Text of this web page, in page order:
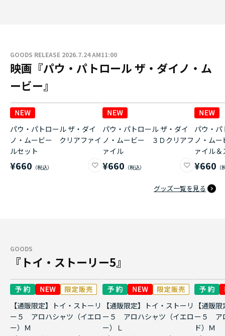
GOODS RELEASE 2026.7.24 AM11:00
映画『パウ・パトロール ザ・ダイノ・ム
ービー』
パウ・パトロール ザ・ダイ
ノ・ムービー クリアファイ
ルセット
¥660
パウ・パトロール ザ・ダイ
ノ・ムービー ３Ｄクリアフ
ァイル
¥660
パウ・パ
ノ・ム
ァイル
¥660
グッズ一覧を見る
GOODS
『トイ・ストーリー5』
【通販限定】トイ・ストーリ
ー５ アロハシャツ（イエロ
ー）Ｍ
【通販限定】トイ・ストーリ
ー５ アロハシャツ（イエロ
ー）Ｌ
【通販
ー５ ア
ド）Ｍ